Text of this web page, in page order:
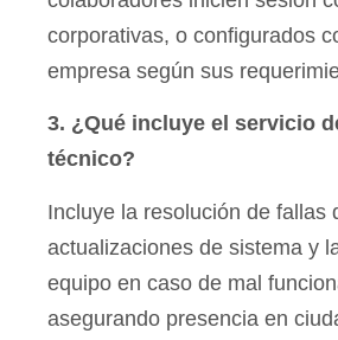
corporativas, o configurados
empresa según sus
3. ¿Qué incluye el servicio
técnico?
Incluye la resolución de fallas
actualizaciones de sistema y
equipo en caso de mal
asegurando presencia en